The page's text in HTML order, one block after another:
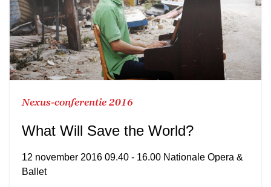
Nexus-conferentie 2016
What Will Save the World?
12 november 2016 09.40 - 16.00 Nationale Opera &
Ballet